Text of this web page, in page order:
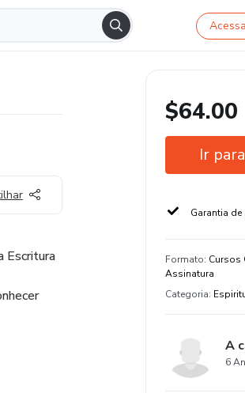
Escritura
$64.00
Ir
Garantia de
Formato: Cursos
Assinatura
Categoria:
A
6